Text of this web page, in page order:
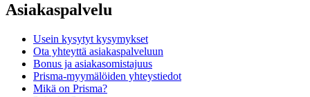
Asiakaspalvelu
Usein kysytyt kysymykset
Ota yhteyttä asiakaspalveluun
Bonus ja asiakasomistajuus
Prisma-myymälöiden yhteystiedot
Mikä on Prisma?